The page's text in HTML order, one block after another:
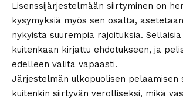
Lisenssijärjestelmään siirtyminen on
kysymyksiä myös sen osalta,
nykyistä suurempia rajoituksia.
kuitenkaan kirjattu ehdotukseen, ja
edelleen valita vapaasti.
Järjestelmän ulkopuolisen pelaamisen
kuitenkin siirtyvän verolliseksi, mikä